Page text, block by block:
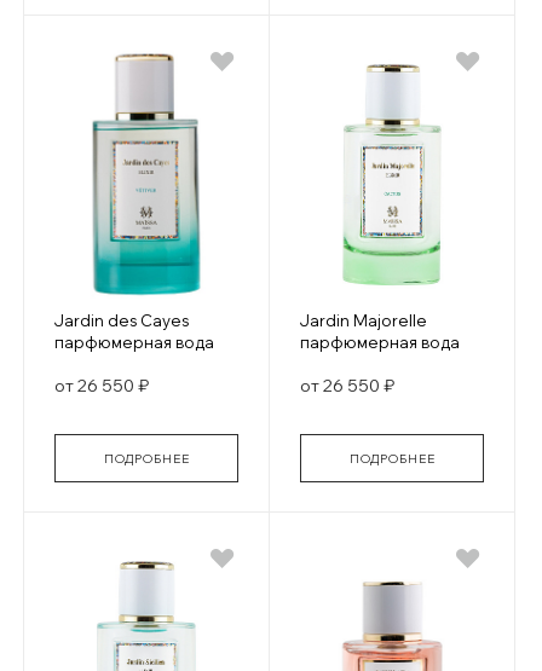
Jardin des Cayes
парфюмерная вода
от 26 550 ₽
ПОДРОБНЕЕ
Jardin Majorelle
парфюмерная вода
от 26 550 ₽
ПОДРОБНЕЕ